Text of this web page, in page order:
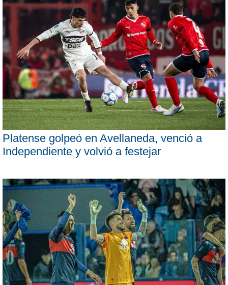
Platense golpeó en Avellaneda, venció a
Independiente y volvió a festejar